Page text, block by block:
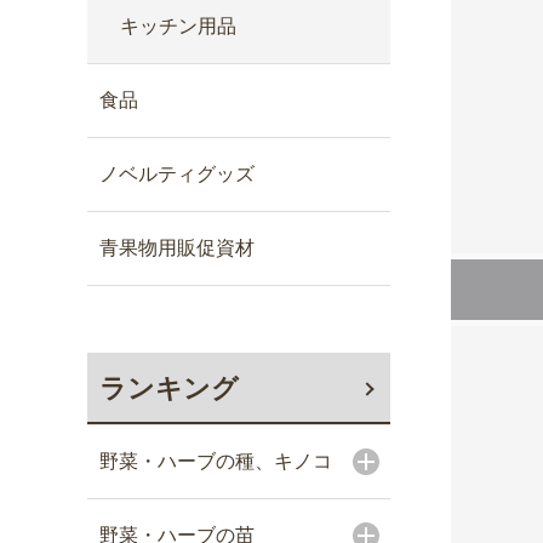
キッチン用品
食品
ノベルティグッズ
青果物用販促資材
ランキング
野菜・ハーブの種、キノコ
野菜・ハーブの苗